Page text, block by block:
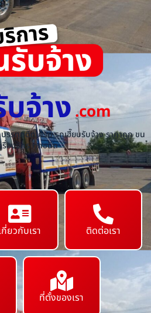
จ้าง.com
บรรทุกติดเครน รถเฮี๊ยบรับจ้าง ราคาถูก ขน
รื่องจักร ทุกชนิด
กี่ยวกับเรา ติดต่อเรา
ที่ตั้งของเรา